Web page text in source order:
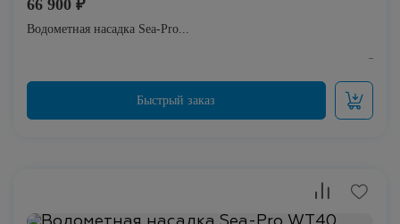
66 900 ₽
Водометная насадка Sea-Pro...